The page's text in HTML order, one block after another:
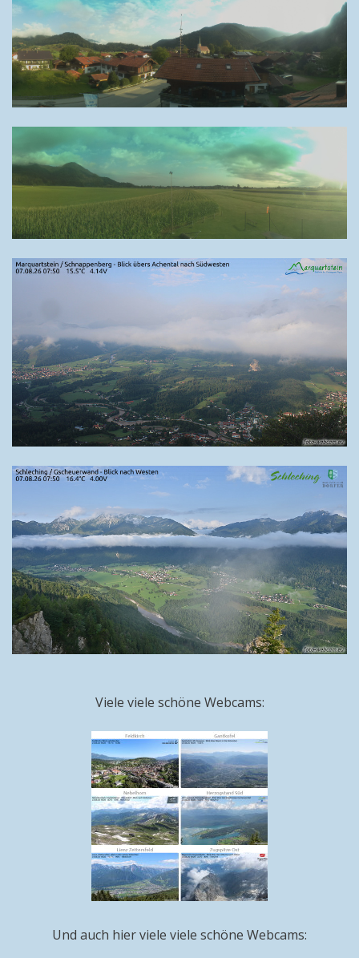
Viele viele schöne Webcams:
Und auch hier viele viele schöne Webcams: